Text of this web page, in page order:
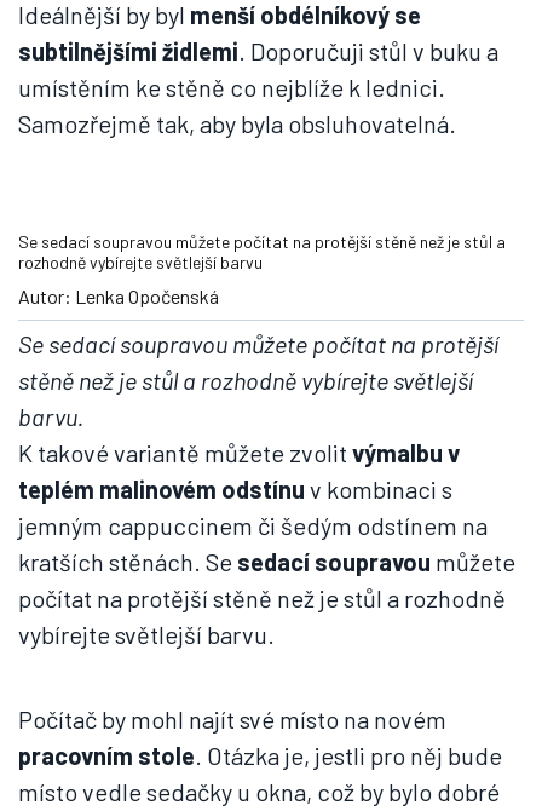
Ideálnější by byl menší obdélníkový se
subtilnějšími židlemi . Doporučuji stůl v buku a
umístěním ke stěně co nejblíže k lednici.
Samozřejmě tak, aby byla obsluhovatelná.
Se sedací soupravou můžete počítat na protější stěně než je stůl a
rozhodně vybírejte světlejší barvu
Autor: Lenka Opočenská
Se sedací soupravou můžete počítat na protější
stěně než je stůl a rozhodně vybírejte světlejší
barvu.
K takové variantě můžete zvolit výmalbu v
teplém malinovém odstínu v kombinaci s
jemným cappuccinem či šedým odstínem na
kratších stěnách. Se sedací soupravou můžete
počítat na protější stěně než je stůl a rozhodně
vybírejte světlejší barvu.
Počítač by mohl najít své místo na novém
pracovním stole . Otázka je, jestli pro něj bude
místo vedle sedačky u okna, což by bylo dobré